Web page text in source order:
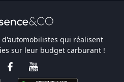
d'automobilistes qui réalisent
sur leur budget carburant !